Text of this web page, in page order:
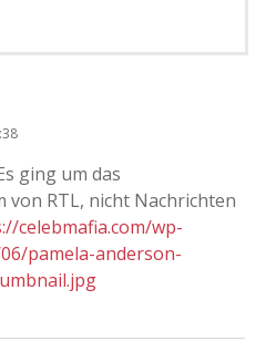
ging um das
RTL, nicht Nachrichten
celebmafia.com/wp-
pamela-anderson-